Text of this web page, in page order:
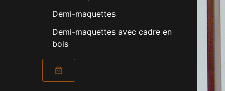
Demi-maquettes
Demi-maquettes avec cadre en
bois